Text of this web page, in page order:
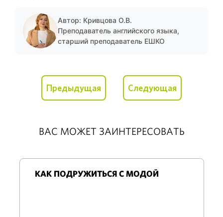
Автор: Кривцова О.В.
Преподаватель английского языка,
старший преподаватель ЕШКО
Предыдущая Следующая
ВАС МОЖЕТ ЗАИНТЕРЕСОВАТЬ
КАК ПОДРУЖИТЬСЯ С МОДОЙ